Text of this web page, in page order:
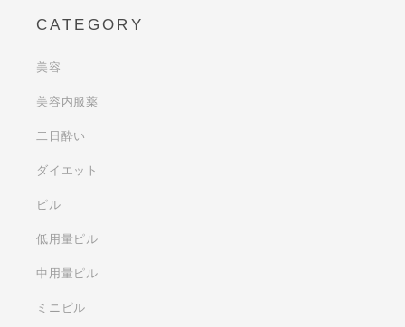
CATEGORY
美容
美容内服薬
二日酔い
ダイエット
ピル
低用量ピル
中用量ピル
ミニピル